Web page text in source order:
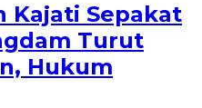
Kajati Sepakat
Turut
Hukum